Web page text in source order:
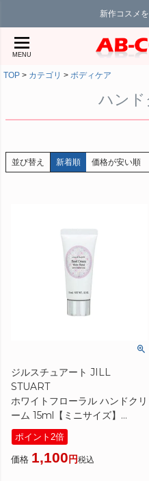
新作コスメ
MENU
TOP カテゴリ ボディケア
ハンド
並び替え 新着順 価格が安い順
ジルスチュアート JILL
STUART
ホワイトフローラル ハンドクリ
ーム 15ml【ミニサイズ】
[ ハンドクリーム ]
ポイント2倍
価格 1,100 税込